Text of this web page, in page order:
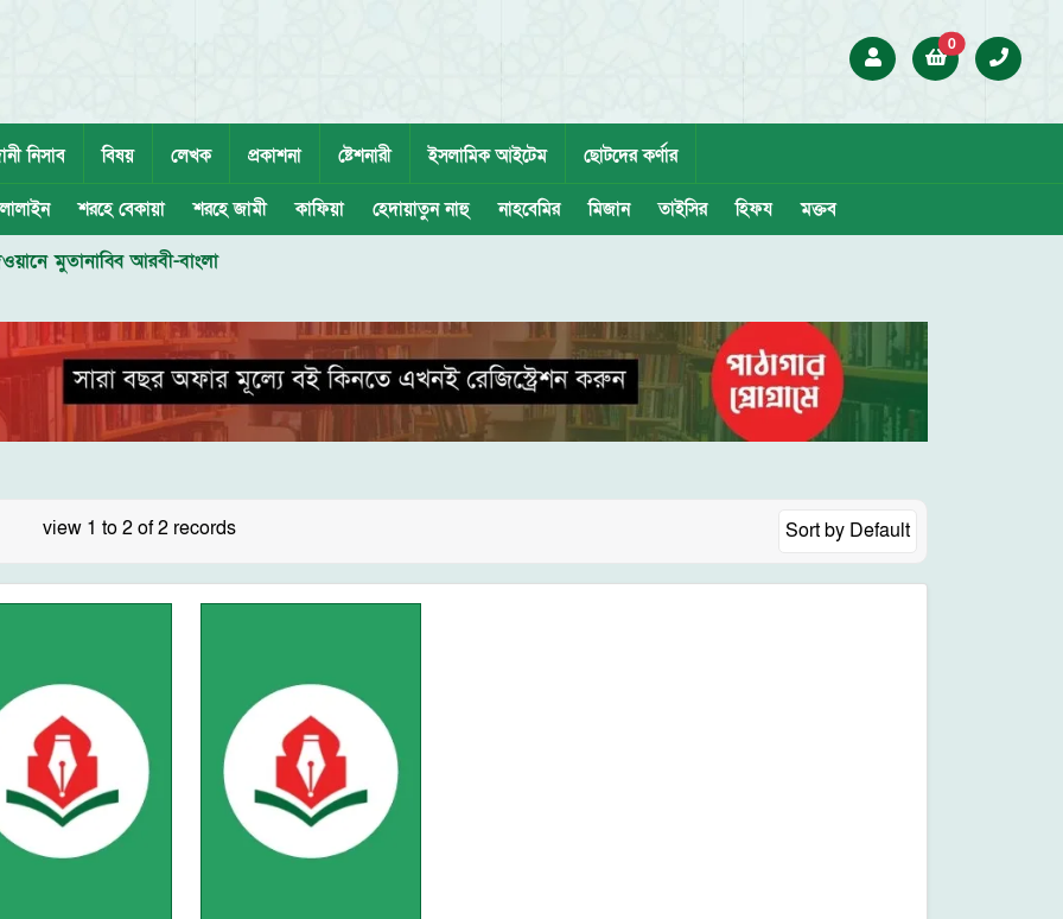
0
নিসাব বিষয় লেখক প্রকাশনা ষ্টেশনারী ইসলামিক আইটেম ছোটদের কর্ণার
শরহে বেকায়া শরহে জামী কাফিয়া হেদায়াতুন নাহু নাহবেমির মিজান তাইসির হিফয মক্তব
মুতানাব্বি আরবী-বাংলা
view 1 to 2 of 2 records Sort by Default